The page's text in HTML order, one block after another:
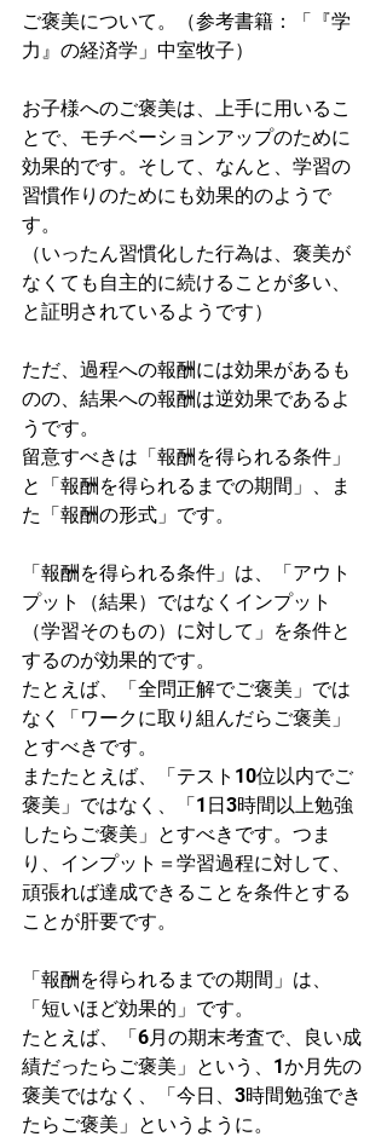
ご褒美について。（参考書籍：「『学
力』の経済学」中室牧子）
お子様へのご褒美は、上手に用いるこ
とで、モチベーションアップのために
効果的です。そして、なんと、学習の
習慣作りのためにも効果的のようで
す。
（いったん習慣化した行為は、褒美が
なくても自主的に続けることが多い、
と証明されているようです）
ただ、過程への報酬には効果があるも
のの、結果への報酬は逆効果であるよ
うです。
留意すべきは「報酬を得られる条件」
と「報酬を得られるまでの期間」、ま
た「報酬の形式」です。
「報酬を得られる条件」は、「アウト
プット（結果）ではなくインプット
（学習そのもの）に対して」を条件と
するのが効果的です。
たとえば、「全問正解でご褒美」では
なく「ワークに取り組んだらご褒美」
とすべきです。
またたとえば、「テスト10位以内でご
褒美」ではなく、「1日3時間以上勉強
したらご褒美」とすべきです。つま
り、インプット＝学習過程に対して、
頑張れば達成できることを条件とする
ことが肝要です。
「報酬を得られるまでの期間」は、
「短いほど効果的」です。
たとえば、「6月の期末考査で、良い成
績だったらご褒美」という、1か月先の
褒美ではなく、「今日、3時間勉強でき
たらご褒美」というように。